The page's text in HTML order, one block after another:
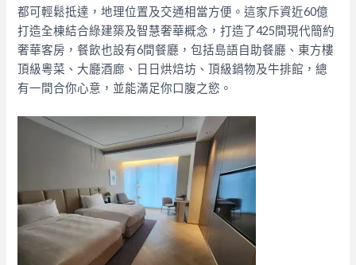
都可輕鬆抵達，地理位置及交通相當方便。這家斥資近60億
打造全棟結合綠建築及智慧奢華概念，打造了425間現代簡約
奢華客房，餐飲也設有6間餐廳，包括島語自助餐廳、東方樓
頂級粵菜、大廳酒廊、日日烘焙坊、頂級鍋物及牛排館，總
有一間合你心意，並能滿足你口腹之慾。